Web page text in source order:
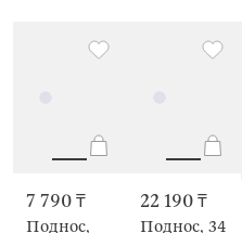
7 790 ₸
Поднос,
22 190 ₸
Поднос, 34